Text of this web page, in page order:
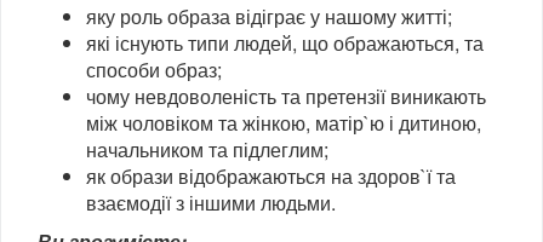
яку роль образа відіграє у нашому житті;
які існують типи людей, що ображаються, та
способи образ;
чому невдоволеність та претензії виникають
між чоловіком та жінкою, матір`ю і дитиною,
начальником та підлеглим;
як образи відображаються на здоров`ї та
взаємодії з іншими людьми.